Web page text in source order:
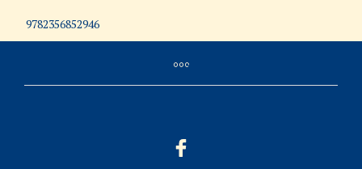
9782356852946